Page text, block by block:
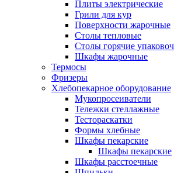
Плиты электрические
Грили для кур
Поверхности жарочные
Столы тепловые
Столы горячие
Шкафы жарочные
Термосы
Фризеры
Хлебопекарное оборудование
Мукопросеиватели
Тележки стеллажные
Тестораскатки
Формы хлебные
Шкафы пекарские
Шкафы пекарские
Шкафы расстоечные